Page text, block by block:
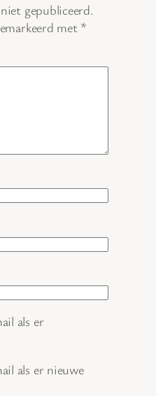
gepubliceerd.
met *
als er
als er nieuwe